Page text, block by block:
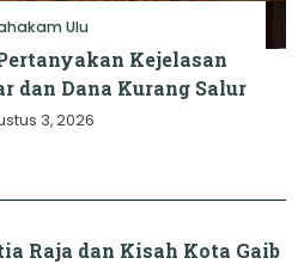
Ulu
Kejelasan
dan Dana Kurang Salur
3, 2026
Raja dan Kisah Kota Gaib